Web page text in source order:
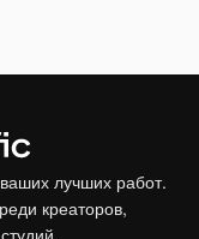
лучших работ.
креаторов,